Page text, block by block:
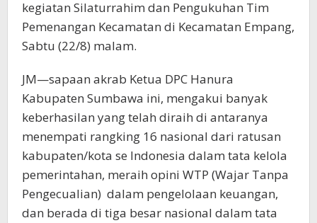
kegiatan Silaturrahim dan Pengukuhan Tim
Pemenangan Kecamatan di Kecamatan Empang,
Sabtu (22/8) malam.
JM—sapaan akrab Ketua DPC Hanura
Kabupaten Sumbawa ini, mengakui banyak
keberhasilan yang telah diraih di antaranya
menempati rangking 16 nasional dari ratusan
kabupaten/kota se Indonesia dalam tata kelola
pemerintahan, meraih opini WTP (Wajar Tanpa
Pengecualian) dalam pengelolaan keuangan,
dan berada di tiga besar nasional dalam tata